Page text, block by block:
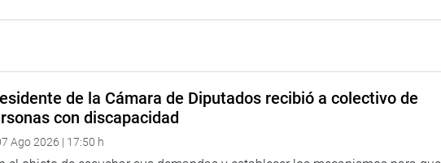
Humanos del MEF, Rosa Herrera López, también planteó una
4, que exceptúa a la Contraloría General de la República (CGR) de la
de Planillas.
a la CGR durante el proceso de incorporación progresiva de los
en la tercera disposición complementarias de la Ley 30742. Para la
son importantes en la medida que forman parte del cuadro
de la Cámara de Diputados recibió a colectivo de
con discapacidad
Ago 2026 | 17:50 h